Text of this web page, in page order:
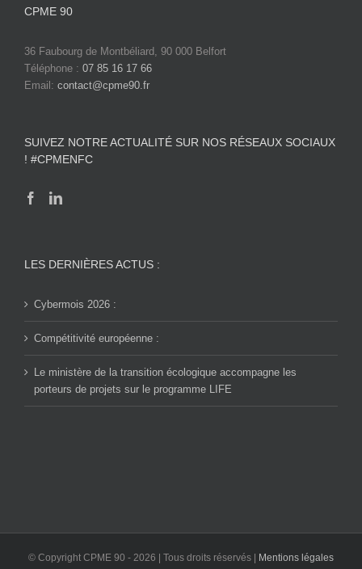
CPME 90
36 Faubourg de Montbéliard, 90 000 Belfort
Téléphone : 07 85 16 17 66
Email: contact@cpme90.fr
SUIVEZ NOTRE ACTUALITÉ SUR NOS RÉSEAUX SOCIAUX
! #CPMENFC
LES DERNIÈRES ACTUS :
Cybermois 2026 :
Compétitivité européenne :
Le ministère de la transition écologique accompagne les
porteurs de projets sur le programme LIFE
© Copyright CPME 90 - 2026 | Tous droits réservés | Mentions légales